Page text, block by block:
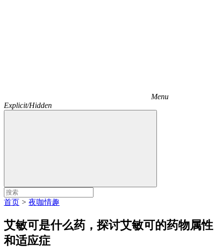
Menu
Explicit/Hidden
首页 > 夜咖情趣
艾敏可是什么药，探讨艾敏可的药物属性
和适应症